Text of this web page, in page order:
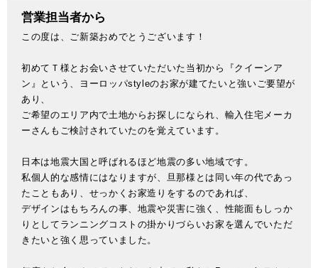
営業担当者から
この度は、ご新築おめでとうございます！
初めてＴ様とお会いさせていただいた当初から『クイーンア
ン』という、ヨーロッパstyleのお家が建てたいと強いご要望が
あり、
ご希望のエリア内で土地からお探しになられ、輸入住宅メーカ
ーさんもご検討されていたのを覚えています。
日本は地震大国と呼ばれるほど地震の多い地域です。
私個人的な感情にはなりますが、旦那様とは同い年の代であっ
たこともあり、せっかくお家造りをするのであれば、
デザインはもちろんの事、地震や災害に強く、性能面もしっか
りとしてランニングコストの掛かりづらいお家を選んでいただ
きたいと強く思っていました。